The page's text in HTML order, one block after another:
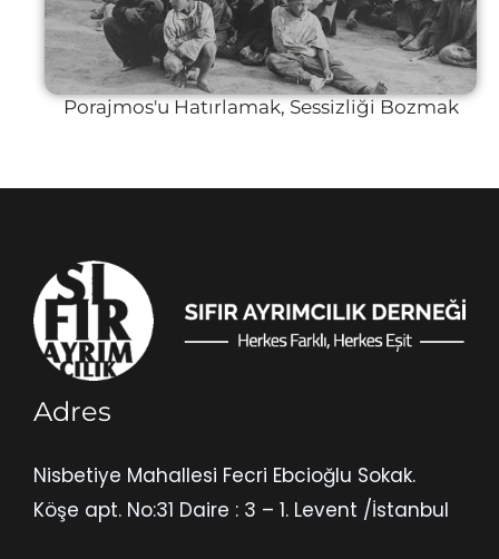
Porajmos'u Hatırlamak, Sessizliği Bozmak
Adres
Nisbetiye Mahallesi Fecri Ebcioğlu Sokak.
Köşe apt. No:31 Daire : 3 – 1. Levent /İstanbul